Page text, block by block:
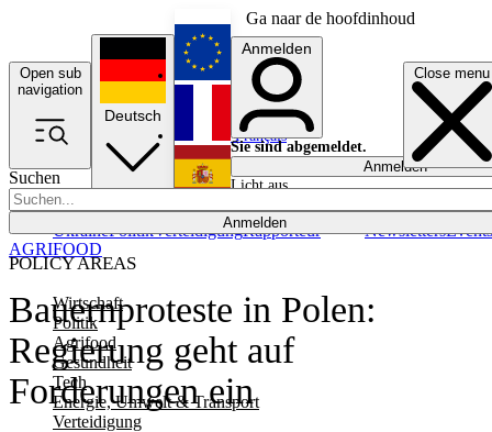
Ga naar de hoofdinhoud
Open sub
navigation
Close menu
Suchen
Anmelden
POLICY AREAS
Wirtschaft
Politik
Agrifood
Gesundheit
Tech
Energie, Umwelt & Transport
Verteidigung
UkrainePolitikVerteidigungRapporteur NewslettersEvents
Deutsch
English
Français
Anmelden
Sie sind abgemeldet.
Anmelden
Licht aus
Bauernproteste in Polen:
Regierung geht auf
Forderungen ein
AGRIFOOD